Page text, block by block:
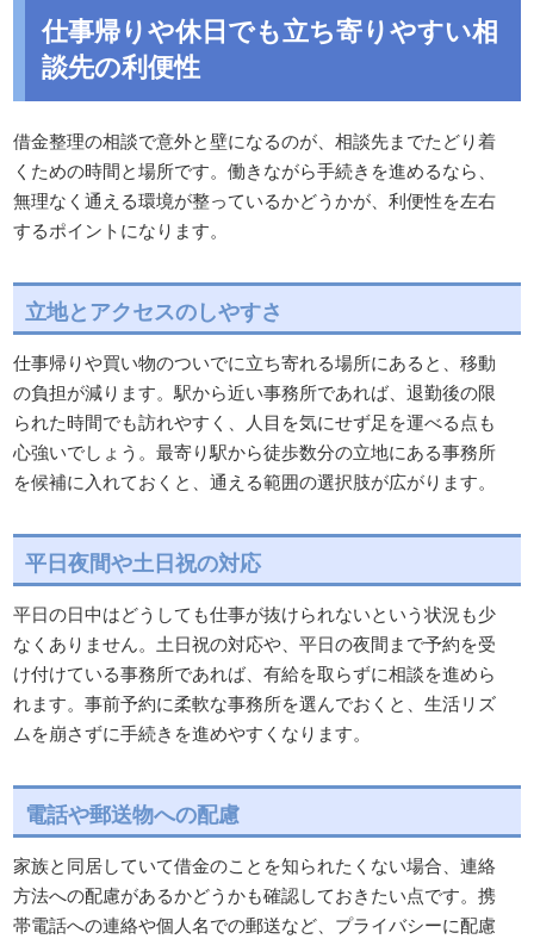
仕事帰りや休日でも立ち寄りやすい相
談先の利便性
借金整理の相談で意外と壁になるのが、相談先までたどり着
くための時間と場所です。働きながら手続きを進めるなら、
無理なく通える環境が整っているかどうかが、利便性を左右
するポイントになります。
立地とアクセスのしやすさ
仕事帰りや買い物のついでに立ち寄れる場所にあると、移動
の負担が減ります。駅から近い事務所であれば、退勤後の限
られた時間でも訪れやすく、人目を気にせず足を運べる点も
心強いでしょう。最寄り駅から徒歩数分の立地にある事務所
を候補に入れておくと、通える範囲の選択肢が広がります。
平日夜間や土日祝の対応
平日の日中はどうしても仕事が抜けられないという状況も少
なくありません。土日祝の対応や、平日の夜間まで予約を受
け付けている事務所であれば、有給を取らずに相談を進めら
れます。事前予約に柔軟な事務所を選んでおくと、生活リズ
ムを崩さずに手続きを進めやすくなります。
電話や郵送物への配慮
家族と同居していて借金のことを知られたくない場合、連絡
方法への配慮があるかどうかも確認しておきたい点です。携
帯電話への連絡や個人名での郵送など、プライバシーに配慮